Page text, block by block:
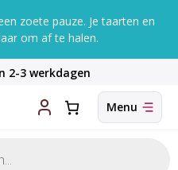
zoete pauze. Je taarten en
om af te halen.
2-3 werkdagen